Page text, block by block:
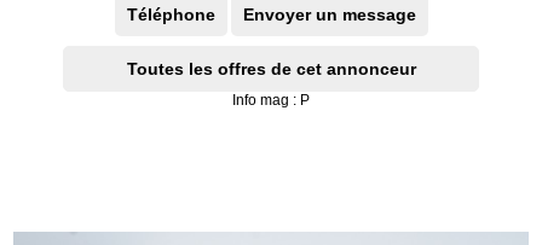
Téléphone Envoyer un message
Toutes les offres de cet annonceur
Info mag : P